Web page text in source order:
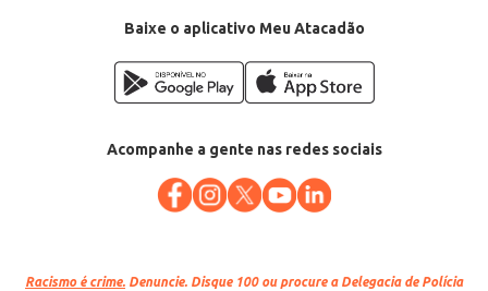
Baixe o aplicativo Meu Atacadão
Acompanhe a gente nas redes sociais
Racismo é crime. Denuncie. Disque 100 ou procure a Delegacia de Polícia